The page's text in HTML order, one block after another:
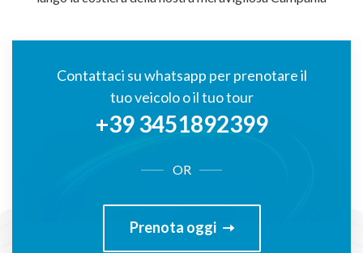
Contattaci su whatsapp per prenotare il
tuo veicolo o il tuo tour
+39 3451892399
OR
Prenota oggi